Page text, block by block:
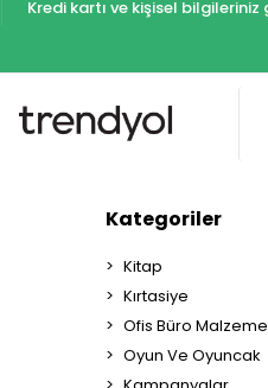
Kredi kartı ve kişisel bilgileriniz
Kategoriler
Kitap
Kırtasiye
Ofis Büro
Oyun Ve Oyuncak